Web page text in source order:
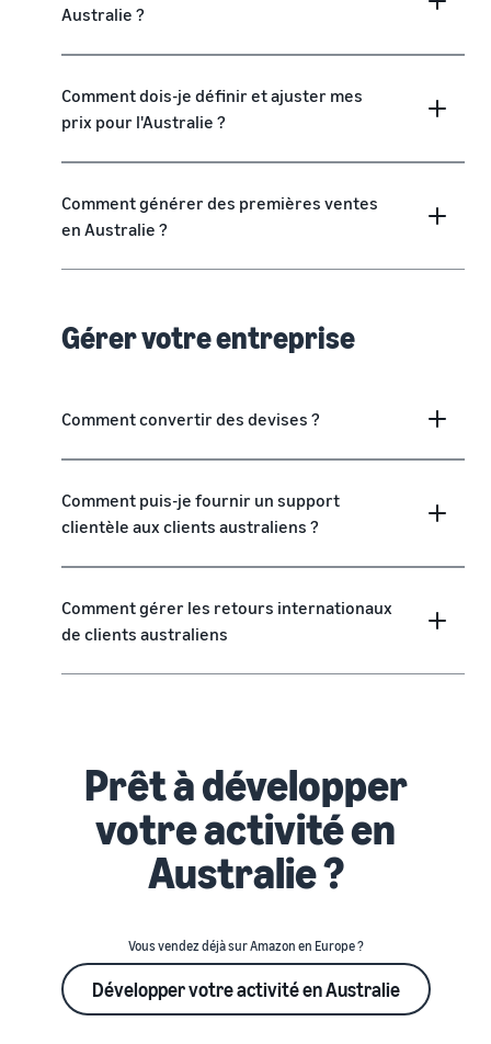
Australie ?
Comment dois-je définir et ajuster mes
prix pour l'Australie ?
Comment générer des premières ventes
en Australie ?
Gérer votre entreprise
Comment convertir des devises ?
Comment puis-je fournir un support
clientèle aux clients australiens ?
Comment gérer les retours internationaux
de clients australiens
Prêt à développer
votre activité en
Australie ?
Vous vendez déjà sur Amazon en Europe ?
Développer votre activité en Australie